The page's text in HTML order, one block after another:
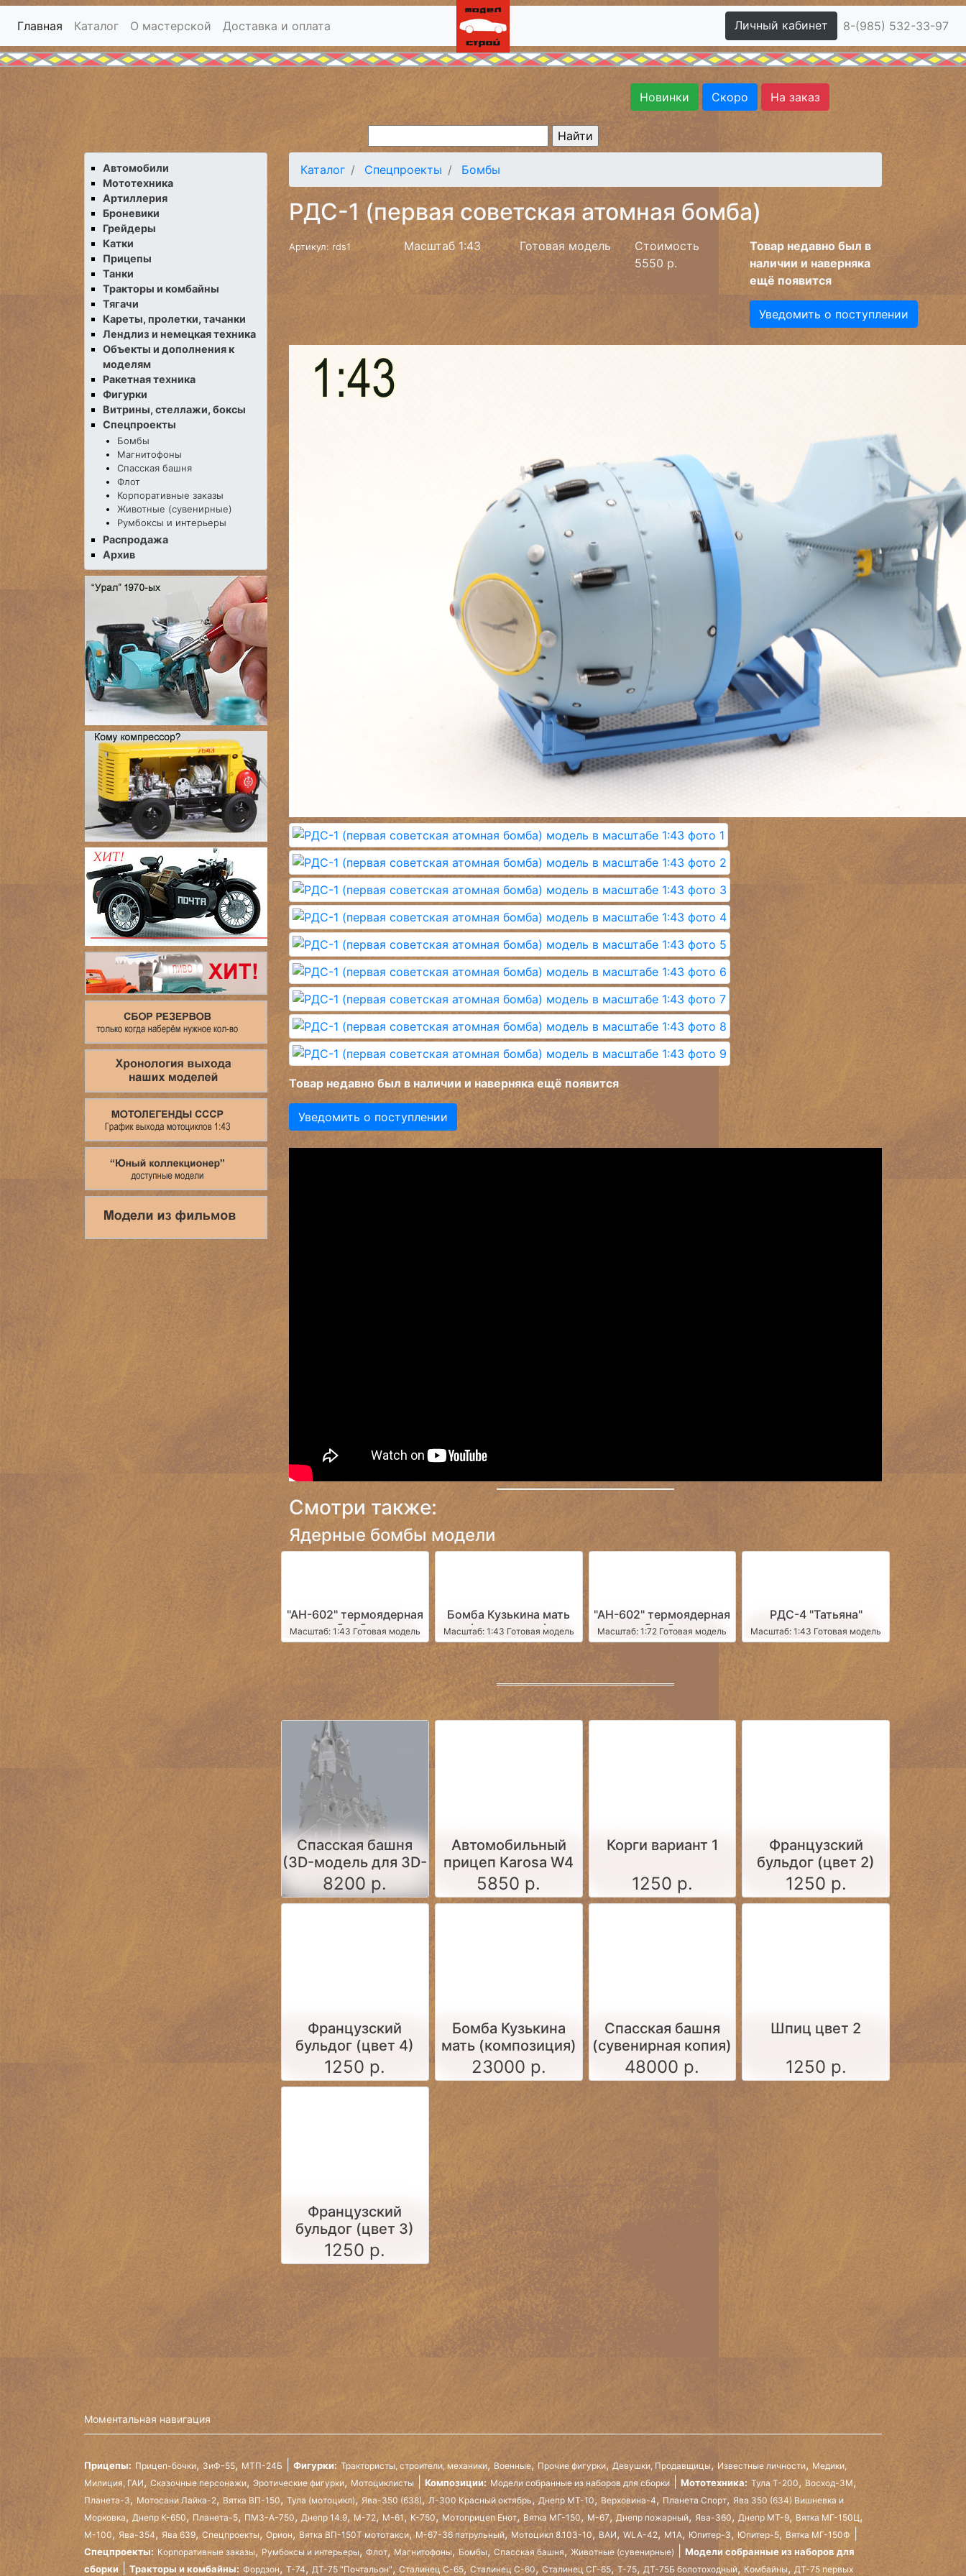
Главная Каталог О мастерской Доставка и оплата Личный кабинет 8-(985) 532-33-97
Новинки Скоро На заказ
Автомобили
Мототехника
Артиллерия
Броневики
Грейдеры
Катки
Прицепы
Танки
Тракторы и комбайны
Тягачи
Кареты, пролетки, тачанки
Лендлиз и немецкая техника
Объекты и дополнения к
моделям
Ракетная техника
Фигурки
Витрины, стеллажи, боксы
Спецпроекты
Бомбы
Магнитофоны
Спасская башня
Флот
Корпоративные заказы
Животные (сувенирные)
Румбоксы и интерьеры
Распродажа
Архив
Каталог Спецпроекты Бомбы
РДС-1 (первая советская атомная бомба)
Артикул: rds1 Масштаб 1:43 Готовая модель
Стоимость
5550 р.
Товар недавно был в
наличии и наверняка
ещё появится
Уведомить о поступлении
Товар недавно был в наличии и наверняка ещё появится
Уведомить о поступлении
Смотри также:
Ядерные бомбы модели
"АН-602" термоядерная
бомба
Масштаб: 1:43 Готовая модель
Бомба Кузькина мать
(композиция)
Масштаб: 1:43 Готовая модель
"АН-602" термоядерная
бомба
Масштаб: 1:72 Готовая модель
РДС-4 "Татьяна"
Масштаб: 1:43 Готовая модель
Спасская башня
(3D-модель для 3D-
принтера в формате
STL)
8200 р.
Автомобильный
прицеп Karosa W4
dingo
5850 р.
Корги вариант 1
1250 р.
Французский
бульдог (цвет 2)
1250 р.
Французский
бульдог (цвет 4)
1250 р.
Бомба Кузькина
мать (композиция)
23000 р.
Спасская башня
(сувенирная копия)
48000 р.
Шпиц цвет 2
1250 р.
Французский
бульдог (цвет 3)
1250 р.
Моментальная навигация
Прицепы: Прицеп-бочки, ЗиФ-55, МТП-24Б Фигурки: Трактористы, строители, механики, Военные, Прочие фигурки,Девушки, Продавщицы, Известные личности, Медики,
Милиция, ГАИ, Сказочные персонажи, Эротические фигурки, Мотоциклисты Композиции: Модели собранные из наборов для сборки Мототехника: Тула Т-200, Восход-3М,
Планета-3, Мотосани Лайка-2, Вятка ВП-150, Тула (мотоцикл),Ява-350 (638), Л-300 Красный октябрь,Днепр МТ-10, Верховина-4, Планета Спорт, Ява 350 (634) Вишневка и
Морковка, Днепр К-650, Планета-5, ПМЗ-А-750, Днепр 14.9, М-72,М-61, К-750, Мотоприцеп Енот,Вятка МГ-150, М-67, Днепр пожарный, Ява-360, Днепр МТ-9, Вятка МГ-150Ц,
М-100, Ява-354, Ява 639, Спецпроекты, Орион, Вятка ВП-150Т мототакси,М-67-36 патрульный,Мотоцикл 8.103-10, ВАИ, WLA-42, М1А, Юпитер-3, Юпитер-5, Вятка МГ-150Ф
Спецпроекты: Корпоративные заказы, Румбоксы и интерьеры,Флот,Магнитофоны,Бомбы, Спасская башня, Животные (сувенирные)
Модели собранные из наборов для
сборки
Тракторы и комбайны: Фордзон, Т-74, ДТ-75 "Почтальон",Сталинец С-65,Сталинец С-60, Сталинец СГ-65, Т-75, ДТ-75Б болотоходный, Комбайны, ДТ-75 первых